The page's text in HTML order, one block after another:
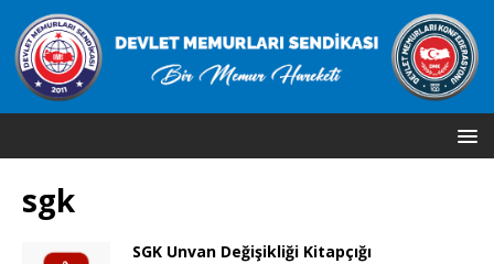
sgk
SGK Unvan Değişikliği Kitapçığı